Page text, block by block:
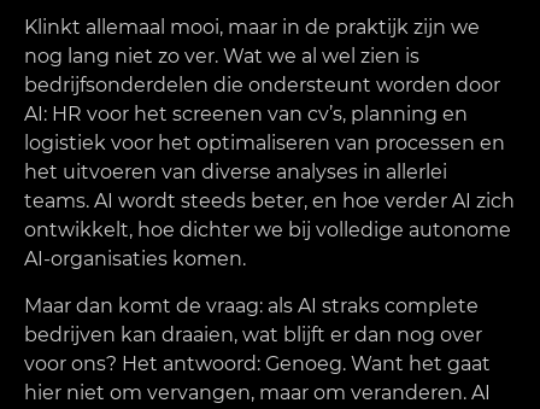
Klinkt allemaal mooi, maar in de praktijk zijn we
nog lang niet zo ver. Wat we al wel zien is
bedrijfsonderdelen die ondersteunt worden door
AI: HR voor het screenen van cv’s, planning en
logistiek voor het optimaliseren van processen en
het uitvoeren van diverse analyses in allerlei
teams. AI wordt steeds beter, en hoe verder AI zich
ontwikkelt, hoe dichter we bij volledige autonome
AI-organisaties komen.
Maar dan komt de vraag: als AI straks complete
bedrijven kan draaien, wat blijft er dan nog over
voor ons? Het antwoord: Genoeg. Want het gaat
hier niet om vervangen, maar om veranderen. AI